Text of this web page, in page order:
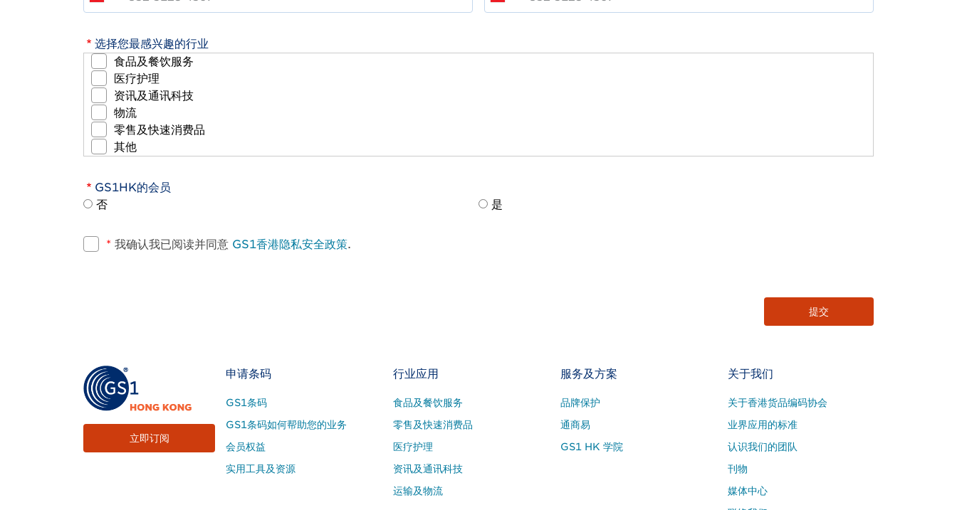
选择您最感兴趣的行业
食品及餐饮服务
医疗护理
资讯及通讯科技
物流
零售及快速消费品
其他
GS1HK的会员
否
是
* 我确认我已阅读并同意 GS1香港隐私安全政策.
立即订阅
Footer
Site
Menu
申请条码
GS1条码
GS1条码如何帮助您的业务
会员权益
实用工具及资源
行业应用
食品及餐饮服务
零售及快速消费品
医疗护理
资讯及通讯科技
运输及物流
服务及方案
品牌保护
通商易
GS1 HK 学院
关于我们
关于香港货品编码协会
业界应用的标准
认识我们的团队
刊物
媒体中心